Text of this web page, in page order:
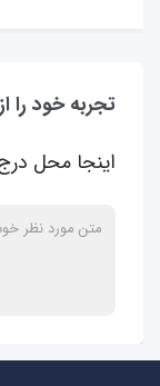
تجربه خود
اینجا محل